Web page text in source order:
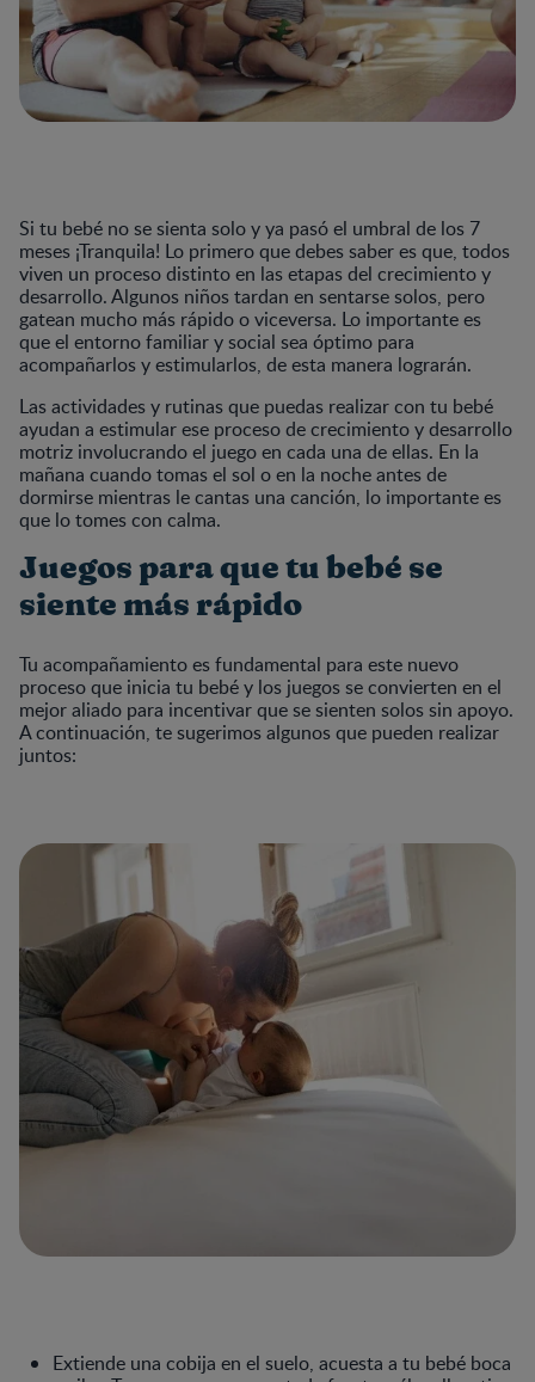
Si tu bebé no se sienta solo y ya pasó el umbral de los 7
meses ¡Tranquila! Lo primero que debes saber es que, todos
viven un proceso distinto en las etapas del crecimiento y
desarrollo. Algunos niños tardan en sentarse solos, pero
gatean mucho más rápido o viceversa. Lo importante es
que el entorno familiar y social sea óptimo para
acompañarlos y estimularlos, de esta manera lograrán.
Las actividades y rutinas que puedas realizar con tu bebé
ayudan a estimular ese proceso de crecimiento y desarrollo
motriz involucrando el juego en cada una de ellas. En la
mañana cuando tomas el sol o en la noche antes de
dormirse mientras le cantas una canción, lo importante es
que lo tomes con calma.
Juegos para que tu bebé se
siente más rápido
Tu acompañamiento es fundamental para este nuevo
proceso que inicia tu bebé y los juegos se convierten en el
mejor aliado para incentivar que se sienten solos sin apoyo.
A continuación, te sugerimos algunos que pueden realizar
juntos:
Extiende una cobija en el suelo, acuesta a tu bebé boca